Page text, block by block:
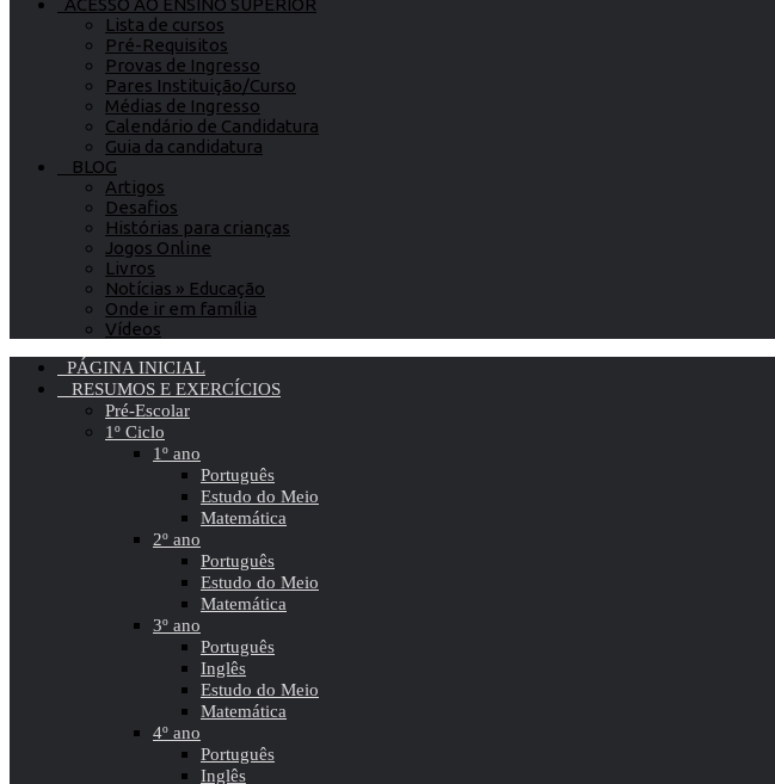
ACESSO AO ENSINO SUPERIOR
Lista de cursos
Pré-Requisitos
Provas de Ingresso
Pares Instituição/Curso
Médias de Ingresso
Calendário de Candidatura
Guia da candidatura
BLOG
Artigos
Desafios
Histórias para crianças
Jogos Online
Livros
Notícias » Educação
Onde ir em família
Vídeos
PÁGINA INICIAL
RESUMOS E EXERCÍCIOS
Pré-Escolar
1º Ciclo
1º ano
Português
Estudo do Meio
Matemática
2º ano
Português
Estudo do Meio
Matemática
3º ano
Português
Inglês
Estudo do Meio
Matemática
4º ano
Português
Inglês